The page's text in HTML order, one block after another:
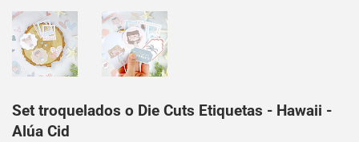
Set troquelados o Die Cuts Etiquetas - Hawaii -
Alúa Cid